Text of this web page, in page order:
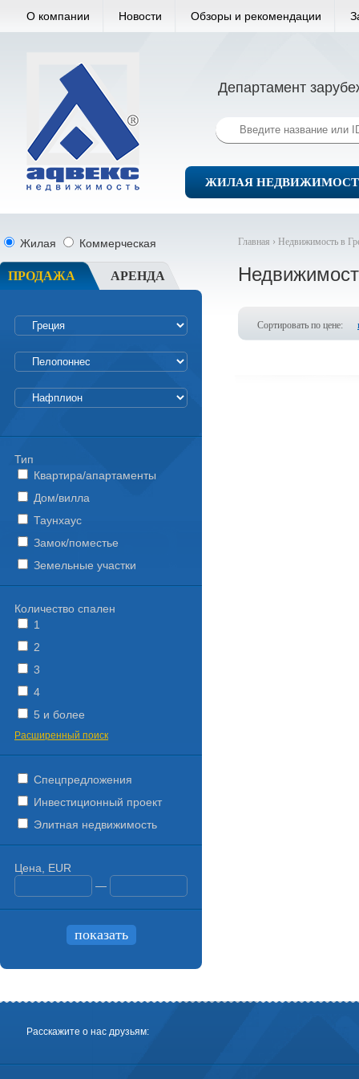
О компании Новости Обзоры и рекомендации
Департамент
ЖИЛАЯ
Главная › Недвижимость в
Сортировать по цене:
Жилая Коммерческая
ПРОДАЖА АРЕНДА
Тип
Квартира/апартаменты
Дом/вилла
Таунхаус
Замок/поместье
Земельные участки
Количество спален
1
2
3
4
5 и более
Расширенный поиск
Спецпредложения
Инвестиционный проект
Элитная недвижимость
Цена, EUR
—
Расскажите о нас друзьям: